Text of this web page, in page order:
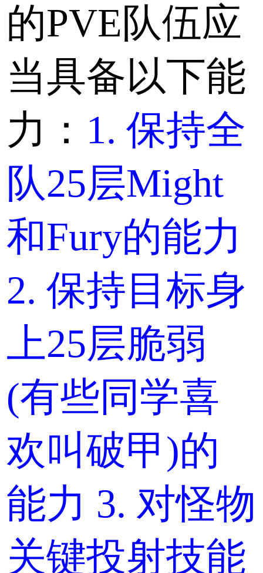
的PVE队伍应
当具备以下能
力： 1. 保持全
队25层Might
和Fury的能力
2. 保持目标身
上25层脆弱
(有些同学喜
欢叫破甲)的
能力 3. 对怪物
关键投射技能